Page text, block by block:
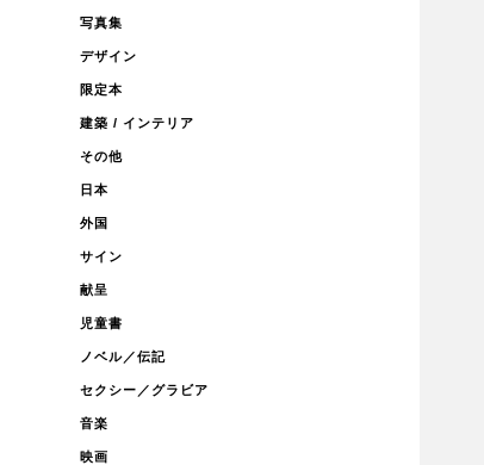
写真集
デザイン
限定本
建築 / インテリア
その他
日本
外国
サイン
献呈
児童書
ノベル／伝記
セクシー／グラビア
音楽
映画